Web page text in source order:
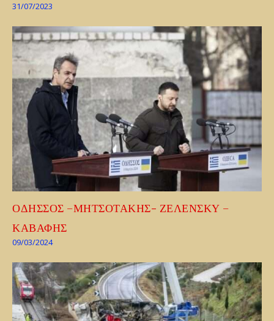
31/07/2023
ΟΔΗΣΣΟΣ –ΜΗΤΣΟΤΑΚΗΣ- ΖΕΛΕΝΣΚΥ –
ΚΑΒΑΦΗΣ
09/03/2024